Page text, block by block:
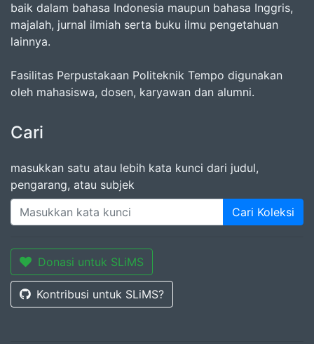
baik dalam bahasa Indonesia maupun bahasa Inggris,
majalah, jurnal ilmiah serta buku ilmu pengetahuan
lainnya.
Fasilitas Perpustakaan Politeknik Tempo digunakan
oleh mahasiswa, dosen, karyawan dan alumni.
Cari
masukkan satu atau lebih kata kunci dari judul,
pengarang, atau subjek
Cari Koleksi
Donasi untuk SLiMS
Kontribusi untuk SLiMS?